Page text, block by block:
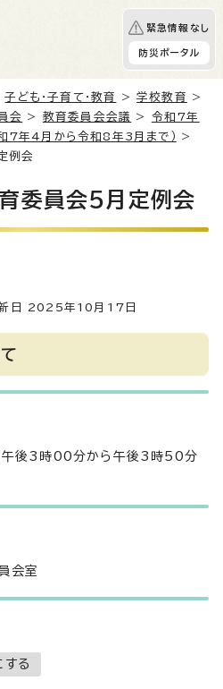
緊急情報なし
防災ポータル
子ども・子育て・教育 >学校教育
>
会 > 教育委員会会議 > 令和7年
7年4月から令和8年3月まで）
>
例会
委員会5月定例会
日 2025年10月17日
午後3時00分から午後3時50分
会室
する